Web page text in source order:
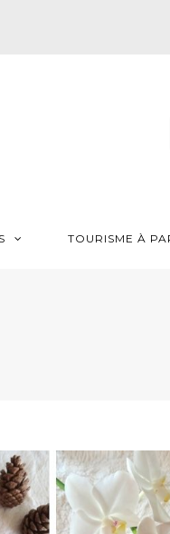
TOURISME À